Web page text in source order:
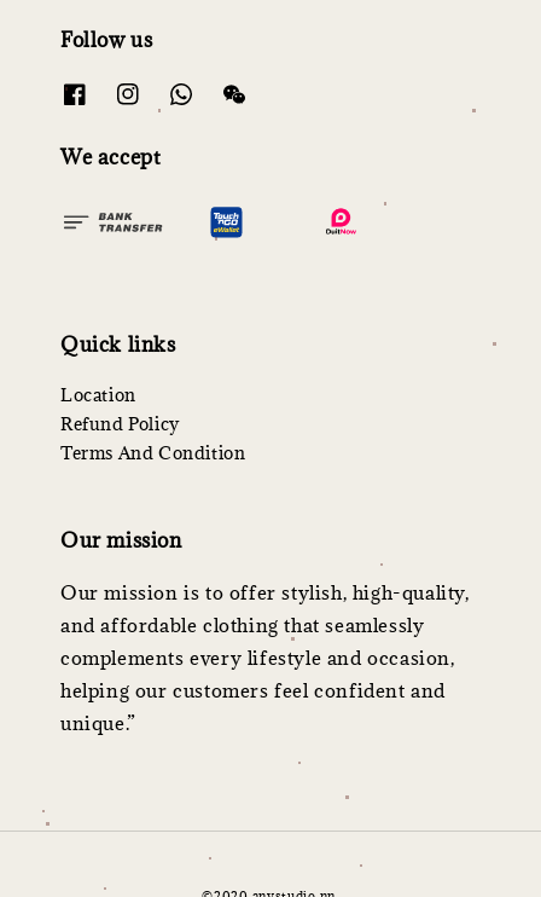
Follow us
We accept
Quick links
Location
Refund Policy
Terms And Condition
Our mission
Our mission is to offer stylish, high-quality,
and affordable clothing that seamlessly
complements every lifestyle and occasion,
helping our customers feel confident and
unique.”